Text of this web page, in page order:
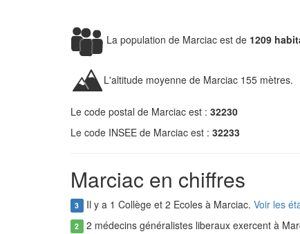
La population de Marciac est de 1209
L'altitude moyenne de Marciac 155 mètres.
Le code postal de Marciac est : 32230
Le code INSEE de Marciac est : 32233
Marciac en chiffres
3 Il y a 1 Collège et 2 Ecoles à Marciac. Voir les
2 2 médecins généralistes liberaux exercent à